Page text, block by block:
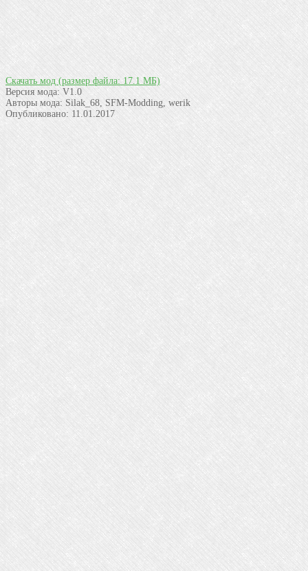
Скачать мод (размер файла: 17.1 МБ)
Версия мода: V1.0
Авторы мода: Silak_68, SFM-Modding, werik
Опубликовано: 11.01.2017